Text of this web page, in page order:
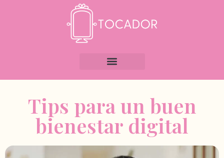
Tips para un buen
bienestar digital